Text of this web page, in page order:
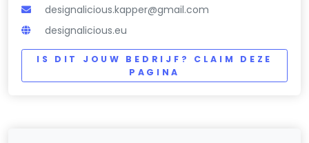
designalicious.kapper@gmail.com
designalicious.eu
IS DIT JOUW BEDRIJF? CLAIM DEZE
PAGINA